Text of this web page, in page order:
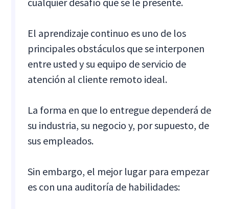
El aprendizaje continuo es uno de los
principales obstáculos que se interponen
entre usted y su equipo de servicio de
atención al cliente remoto ideal.
La forma en que lo entregue dependerá de
su industria, su negocio y, por supuesto, de
sus empleados.
Sin embargo, el mejor lugar para empezar
es con una auditoría de habilidades: